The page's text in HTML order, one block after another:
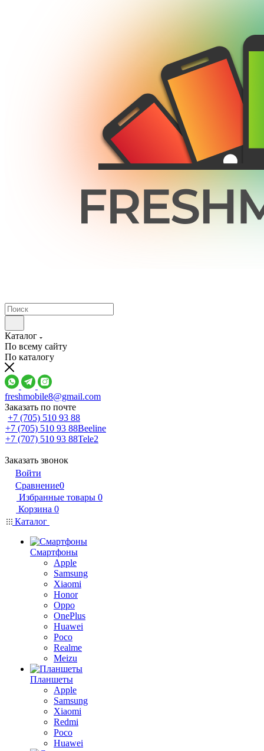
Каталог
По всему сайту
По каталогу
freshmobile8@gmail.com
Заказать по почте
+7 (705) 510 93 88
+7 (705) 510 93 88Beeline
+7 (707) 510 93 88Tele2
Заказать звонок
Войти
Сравнение0
Избранные товары 0
Корзина 0
Каталог
Смартфоны
Apple
Samsung
Xiaomi
Honor
Oppo
OnePlus
Huawei
Poco
Realme
Meizu
Планшеты
Apple
Samsung
Xiaomi
Redmi
Poco
Huawei